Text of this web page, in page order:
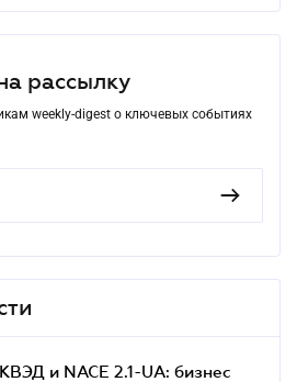
рассылку
weekly-digest о ключевых событиях
КВЭД и NACE 2.1-UA: бизнес